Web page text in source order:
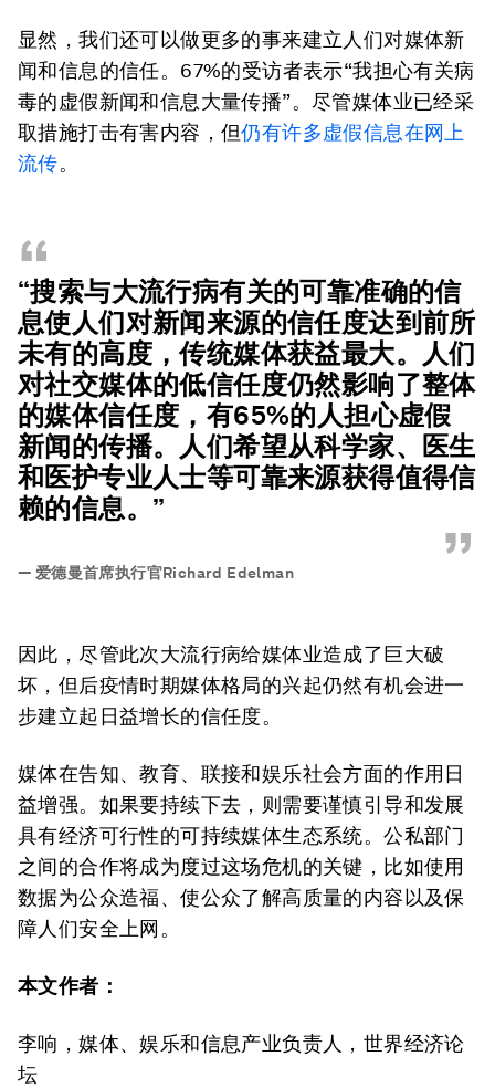
显然，我们还可以做更多的事来建立人们对媒体新
闻和信息的信任。67%的受访者表示“我担心有关病
毒的虚假新闻和信息大量传播”。尽管媒体业已经采
取措施打击有害内容，但仍有许多虚假信息在网上
流传。
“
“搜索与大流行病有关的可靠准确的信
息使人们对新闻来源的信任度达到前所
未有的高度，传统媒体获益最大。人们
对社交媒体的低信任度仍然影响了整体
的媒体信任度，有65%的人担心虚假
新闻的传播。人们希望从科学家、医生
和医护专业人士等可靠来源获得值得信
赖的信息。”
”
— 爱德曼首席执行官Richard Edelman
因此，尽管此次大流行病给媒体业造成了巨大破
坏，但后疫情时期媒体格局的兴起仍然有机会进一
步建立起日益增长的信任度。
媒体在告知、教育、联接和娱乐社会方面的作用日
益增强。如果要持续下去，则需要谨慎引导和发展
具有经济可行性的可持续媒体生态系统。公私部门
之间的合作将成为度过这场危机的关键，比如使用
数据为公众造福、使公众了解高质量的内容以及保
障人们安全上网。
本文作者：
李响，媒体、娱乐和信息产业负责人，世界经济论
坛